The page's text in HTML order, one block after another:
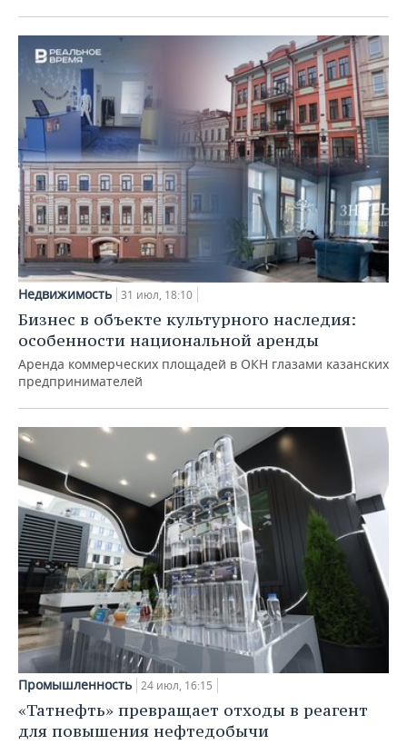
Недвижимость 31 июл, 18:10
Бизнес в объекте культурного наследия:
особенности национальной аренды
Аренда коммерческих площадей в ОКН глазами казанских
предпринимателей
Промышленность 24 июл, 16:15
«Татнефть» превращает отходы в реагент
для повышения нефтедобычи